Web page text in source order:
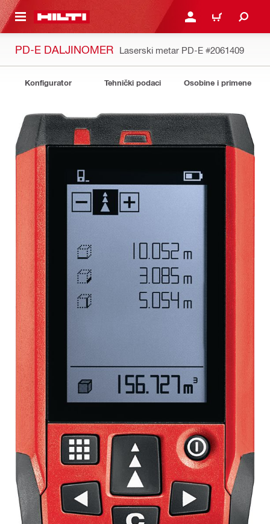
SADRŽAJ PRIJAVITE SE ILI SE
KORPA
PD-E DALJINOMER Laserski metar PD-E #2061409
Konfigurator Tehnički podaci Osobine i primene